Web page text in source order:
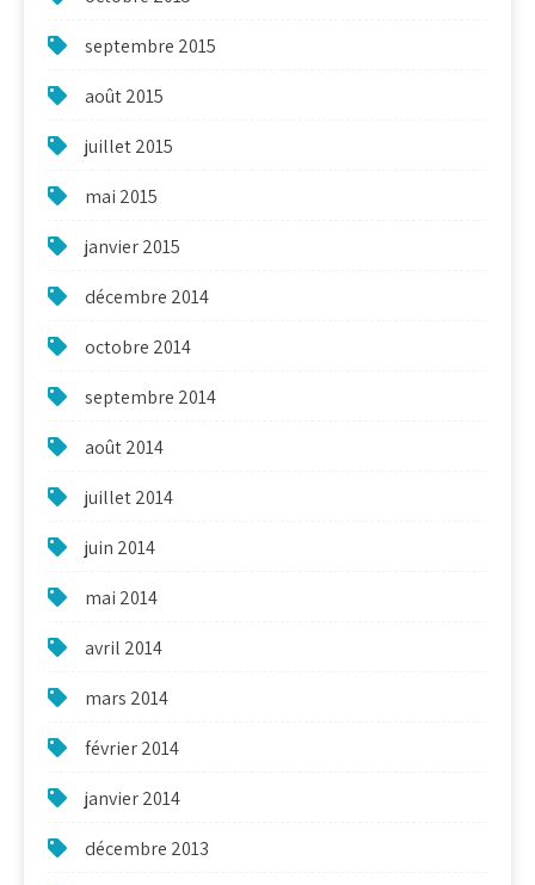
septembre 2015
août 2015
juillet 2015
mai 2015
janvier 2015
décembre 2014
octobre 2014
septembre 2014
août 2014
juillet 2014
juin 2014
mai 2014
avril 2014
mars 2014
février 2014
janvier 2014
décembre 2013